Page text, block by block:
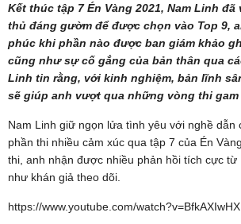
Kết thúc tập 7 Én Vàng 2021, Nam Linh
thủ đáng gườm để được chọn vào Top 9,
phúc khi phần nào được ban giám khảo
cũng như sự cố gắng của bản thân qua
Linh tin rằng, với kinh nghiệm, bản lĩnh
sẽ giúp anh vượt qua những vòng thi
Nam Linh giữ ngọn lửa tình yêu với nghề
phần thi nhiều cảm xúc qua tập 7 của Én
thi, anh nhận được nhiều phản hồi tích cực từ
như khán giả theo dõi.
https://www.youtube.com/